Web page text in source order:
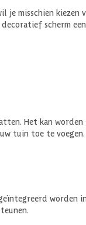
je misschien kiezen
scherm
Het kan worden
tuin toe te
worden